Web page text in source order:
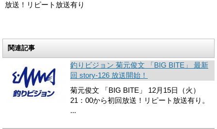
放送！リピート放送有り
関連記事
釣りビジョン 菊元俊文 「BIG BITE」 最新
回 story-126 放送開始！
菊元俊文 「BIG BITE」 12月15日（火）
21：00から初回放送！リピート放送有り。
...